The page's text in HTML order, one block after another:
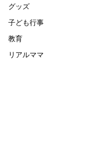
グッズ
子ども行事
教育
リアルママ